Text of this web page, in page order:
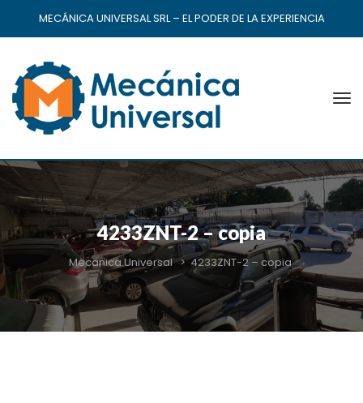
MECÁNICA UNIVERSAL SRL – EL PODER DE LA EXPERIENCIA
4233ZNT-2 – copia
Mecanica Universal >4233ZNT-2 – copia